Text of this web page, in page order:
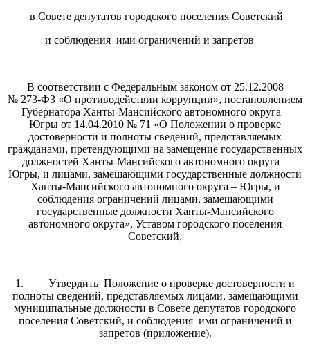
в Совете депутатов городского поселения Советский
и соблюдения ими ограничений и запретов
В соответствии с Федеральным законом от 25.12.2008
№ 273-ФЗ «О противодействии коррупции», постановлением
Губернатора Ханты-Мансийского автономного округа –
Югры от 14.04.2010 № 71 «О Положении о проверке
достоверности и полноты сведений, представляемых
гражданами, претендующими на замещение государственных
должностей Ханты-Мансийского автономного округа –
Югры, и лицами, замещающими государственные должности
Ханты-Мансийского автономного округа – Югры, и
соблюдения ограничений лицами, замещающими
государственные должности Ханты-Мансийского
автономного округа», Уставом городского поселения
Советский,
1. Утвердить Положение о проверке достоверности и
полноты сведений, представляемых лицами, замещающими
муниципальные должности в Совете депутатов городского
поселения Советский, и соблюдения ими ограничений и
запретов (приложение).